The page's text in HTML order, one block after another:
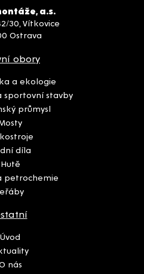
a.s.
30, Vítkovice
Ostrava
obory
a ekologie
sportovní stavby
průmysl
díla
Hutě
petrochemie
Úvod
nás